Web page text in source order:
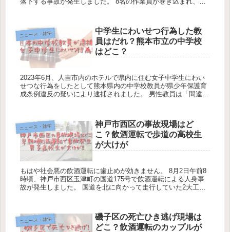
ニュース・雑学
中学生にわいせつ行為した教
員はだれ？熊本市立の中学校
はどこ？
2023年6月、人吉市内のホテルで県内に住む女子中学生にわい
せつな行為をしたとして熊本県内の中学校教員が県少年保護育
成条例違反の疑いにより逮捕されました。 男性教員は「間違い
ニュース・雑学
神戸市西区の事故現場はど
こ？飲酒運転で歩道の高校生
が大けが
もはや社会悪の飲酒運転に歯止めが効きません。 8月2日午前8
時頃、神戸市西区玉津町の国道175号で飲酒運転による人身事
故が発生しました。 国道を北に向かって走行していた2大工の
ニュース・雑学
磯子区の死亡ひき逃げ現場は
どこ？飲酒運転のカップルが